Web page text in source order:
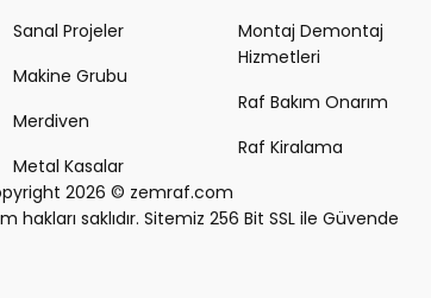
Sanal Projeler
Makine Grubu
Merdiven
Metal Kasalar
Montaj Demontaj
Hizmetleri
Raf Bakım Onarım
Raf Kiralama
2026 © zemraf.com
hakları saklıdır. Sitemiz 256 Bit SSL ile Güvende